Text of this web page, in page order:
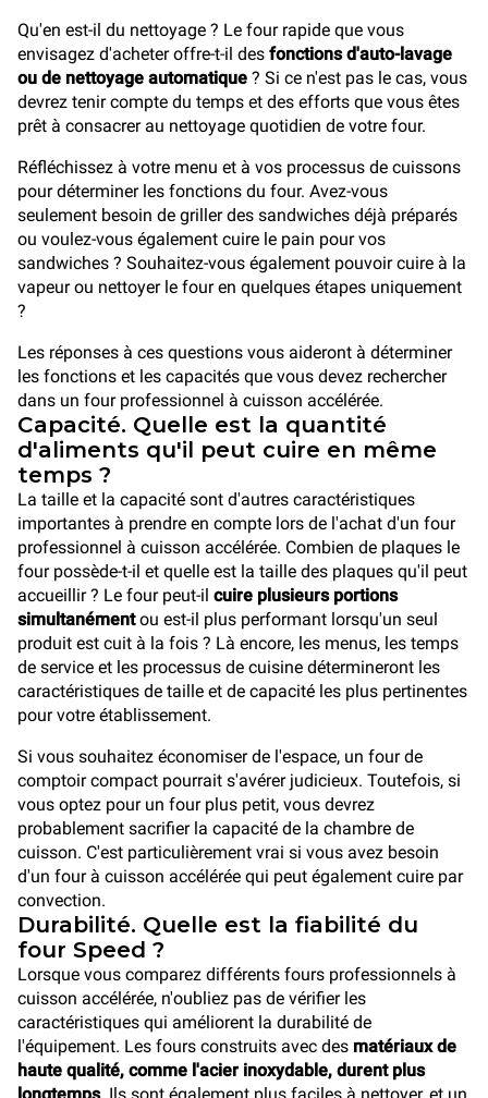
Qu'en est-il du nettoyage ? Le four rapide que vous
envisagez d'acheter offre-t-il des fonctions d'auto-lavage
ou de nettoyage automatique ? Si ce n'est pas le cas, vous
devrez tenir compte du temps et des efforts que vous êtes
prêt à consacrer au nettoyage quotidien de votre four.
Réfléchissez à votre menu et à vos processus de cuissons
pour déterminer les fonctions du four. Avez-vous
seulement besoin de griller des sandwiches déjà préparés
ou voulez-vous également cuire le pain pour vos
sandwiches ? Souhaitez-vous également pouvoir cuire à la
vapeur ou nettoyer le four en quelques étapes uniquement
?
Les réponses à ces questions vous aideront à déterminer
les fonctions et les capacités que vous devez rechercher
dans un four professionnel à cuisson accélérée.
Capacité. Quelle est la quantité
d'aliments qu'il peut cuire en même
temps ?
La taille et la capacité sont d'autres caractéristiques
importantes à prendre en compte lors de l'achat d'un four
professionnel à cuisson accélérée. Combien de plaques le
four possède-t-il et quelle est la taille des plaques qu'il peut
accueillir ? Le four peut-il cuire plusieurs portions
simultanémentou est-il plus performant lorsqu'un seul
produit est cuit à la fois ? Là encore, les menus, les temps
de service et les processus de cuisine détermineront les
caractéristiques de taille et de capacité les plus pertinentes
pour votre établissement.
Si vous souhaitez économiser de l'espace, un four de
comptoir compact pourrait s'avérer judicieux. Toutefois, si
vous optez pour un four plus petit, vous devrez
probablement sacrifier la capacité de la chambre de
cuisson. C'est particulièrement vrai si vous avez besoin
d'un four à cuisson accélérée qui peut également cuire par
convection.
Durabilité. Quelle est la fiabilité du
four Speed ?
Lorsque vous comparez différents fours professionnels à
cuisson accélérée, n'oubliez pas de vérifier les
caractéristiques qui améliorent la durabilité de
l'équipement. Les fours construits avec des matériaux de
haute qualité, comme l'acier inoxydable, durent plus